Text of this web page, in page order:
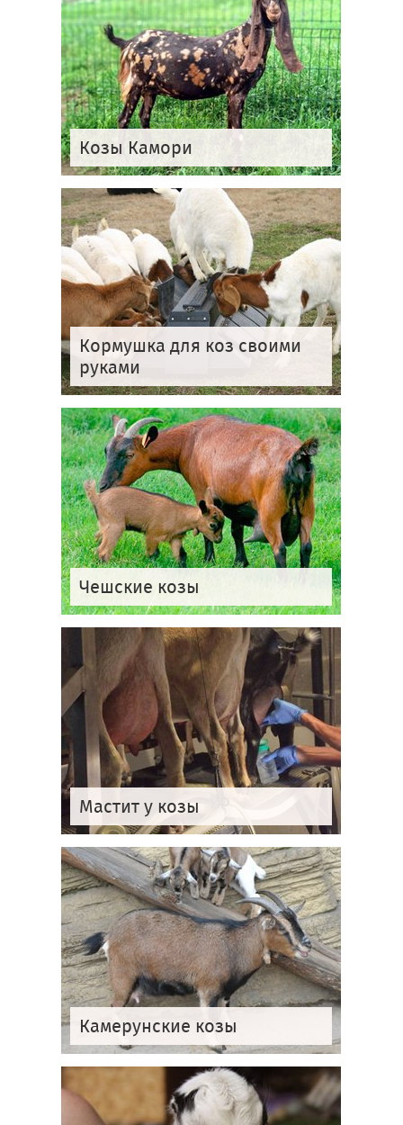
Козы Камори
Кормушка для коз своими
руками
Чешские козы
Мастит у козы
Камерунские козы